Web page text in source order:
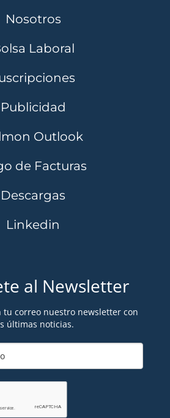
Nosotros
Laboral
Publicidad
Outlook
de Facturas
Descargas
Linkedin
al Newsletter
tu correo nuestro newsletter con
últimas noticias.